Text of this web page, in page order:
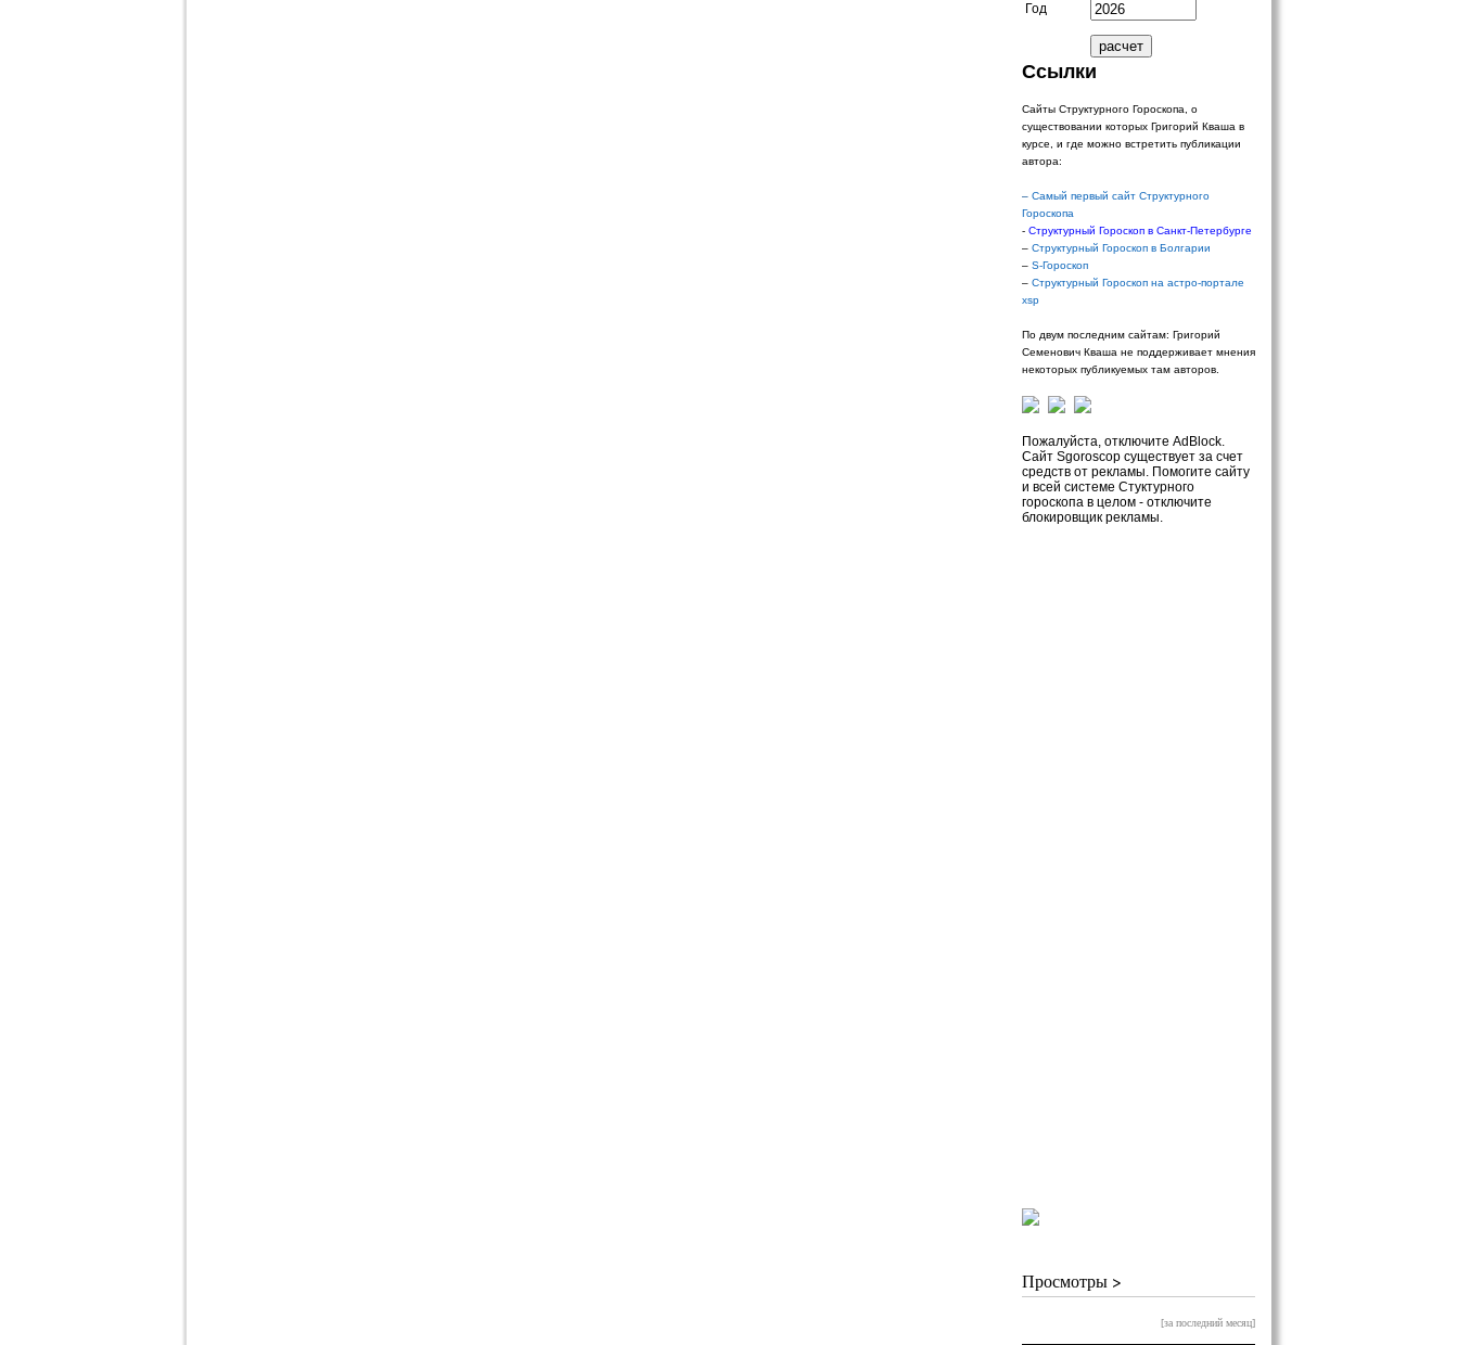
Год
Ссылки
Сайты Структурного Гороскопа, о
существовании которых Григорий Кваша в
курсе, и где можно встретить публикации
автора:
– Самый первый сайт Структурного
Гороскопа
- Структурный Гороскоп в Санкт-Петербурге
– Структурный Гороскоп в Болгарии
– S-Гороскоп
– Структурный Гороскоп на астро-портале
xsp
По двум последним сайтам: Григорий
Семенович Кваша не поддерживает мнения
некоторых публикуемых там авторов.
Пожалуйста, отключите AdBlock.
Сайт Sgoroscop существует за счет
средств от рекламы. Помогите сайту
и всей системе Стуктурного
гороскопа в целом - отключите
блокировщик рекламы.
Просмотры >
[за последний месяц]